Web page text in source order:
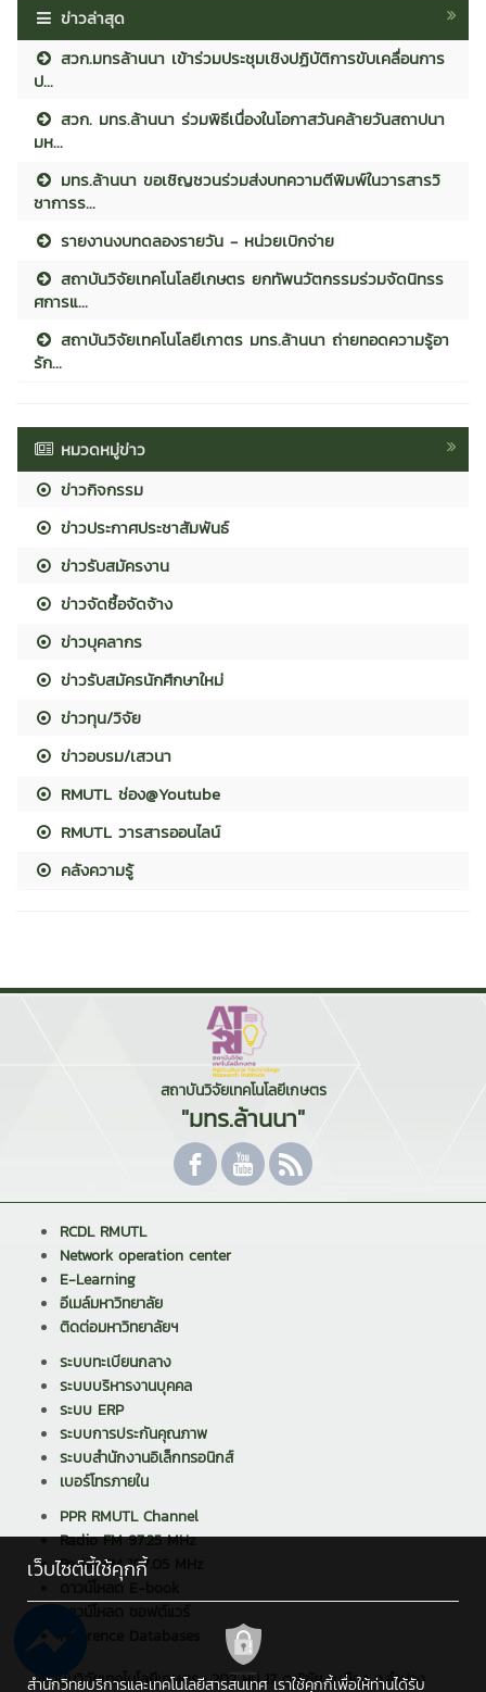
ข่าวล่าสุด
สวก.มทรล้านนา เข้าร่วมประชุมเชิงปฏิบัติการขับเคลื่อนการ
ป...
สวก. มทร.ล้านนา ร่วมพิธีเนื่องในโอกาสวันคล้ายวันสถาปนา
มห...
มทร.ล้านนา ขอเชิญชวนร่วมส่งบทความตีพิมพ์ในวารสารวิ
ชาการร...
รายงานงบทดลองรายวัน - หน่วยเบิกจ่าย
สถาบันวิจัยเทคโนโลยีเกษตร ยกทัพนวัตกรรมร่วมจัดนิทรร
ศการแ...
สถาบันวิจัยเทคโนโลยีเกาตร มทร.ล้านนา ถ่ายทอดความรู้อา
รัก...
หมวดหมู่ข่าว
ข่าวกิจกรรม
ข่าวประกาศประชาสัมพันธ์
ข่าวรับสมัครงาน
ข่าวจัดซื้อจัดจ้าง
ข่าวบุคลากร
ข่าวรับสมัครนักศึกษาใหม่
ข่าวทุน/วิจัย
ข่าวอบรม/เสวนา
RMUTL ช่อง@Youtube
RMUTL วารสารออนไลน์
คลังความรู้
สถาบันวิจัยเทคโนโลยีเกษตร
"มทร.ล้านนา"
RCDL RMUTL
Network operation center
E-Learning
อีเมล์มหาวิทยาลัย
ติดต่อมหาวิทยาลัยฯ
ระบบทะเบียนกลาง
ระบบบริหารงานบุคคล
ระบบ ERP
ระบบการประกันคุณภาพ
ระบบสำนักงานอิเล็กทรอนิกส์
เบอร์โทรภายใน
PPR RMUTL Channel
Radio FM 97.25 MHz
Radio FM 107.05 MHz
ดาวน์โหลด E-book
ดาวน์โหลด ซอฟต์แวร์
Reference Databases
สถาบันวิจัยเทคโนโลยีเกษตร : 202 หมู่ 17 ต.พิชัย อ.เมือง จ.ลำปาง
เว็บไซต์นี้ใช้คุกกี้
สำนักวิทยบริการและเทคโนโลยีสารสนเทศ เราใช้คุกกี้เพื่อให้ท่านได้รับ